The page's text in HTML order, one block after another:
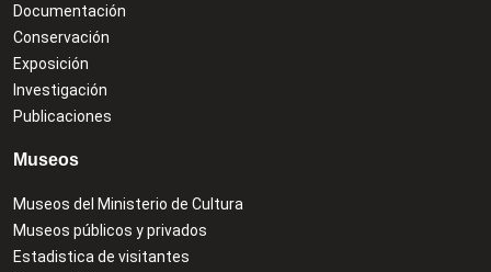
Documentación
Conservación
Exposición
Investigación
Publicaciones
Museos
Museos del Ministerio de Cultura
Museos públicos y privados
Estadistica de visitantes